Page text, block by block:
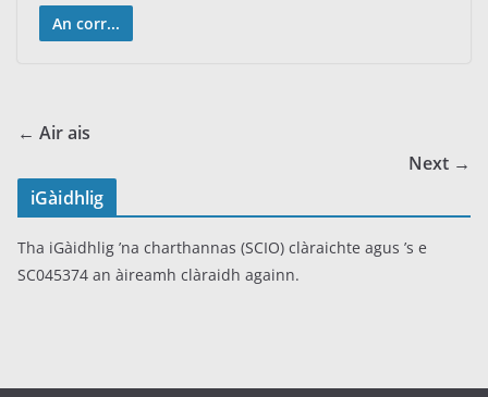
An corr...
← Air ais
Next →
iGàidhlig
Tha iGàidhlig ’na charthannas (SCIO) clàraichte agus ’s e
SC045374 an àireamh clàraidh againn.